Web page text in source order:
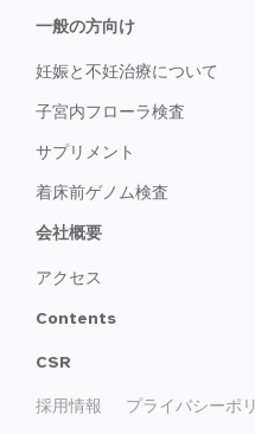
一般の方向け
妊娠と不妊治療について
子宮内フローラ検査
サプリメント
着床前ゲノム検査
会社概要
アクセス
Contents
CSR
採用情報 プライバシーポ